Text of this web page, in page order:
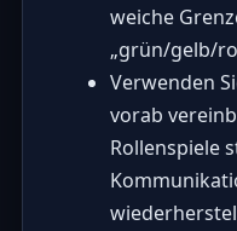
weiche
„grün/gelb/
Verwenden
vorab
Rollenspiele